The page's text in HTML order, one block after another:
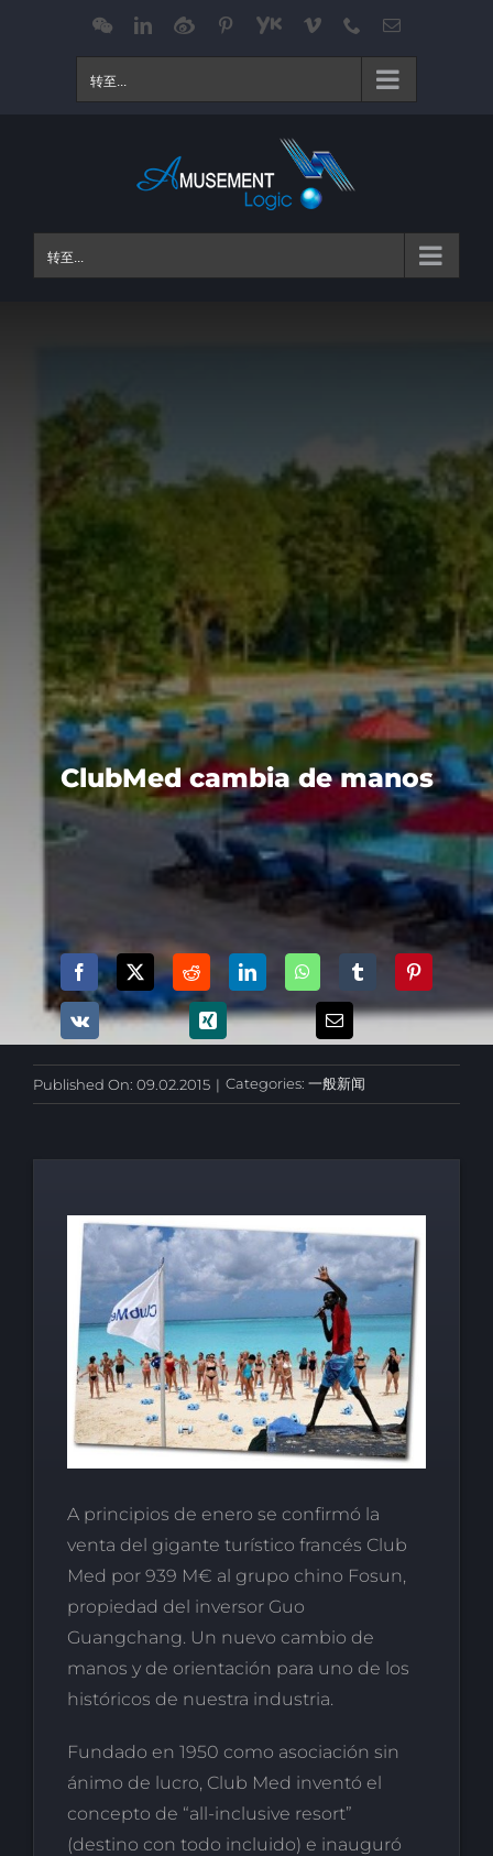
WeChatLinkedIn
Weibo Pinterest
Youku Vimeo Phone电
转至...
转至...
ClubMed cambia de manos
Published On: 09.02.2015 | Categories: 一般新闻
A principios de enero se confirmó la
venta del gigante turístico francés Club
Med por 939 M€ al grupo chino Fosun,
propiedad del inversor Guo
Guangchang. Un nuevo cambio de
manos y de orientación para uno de los
históricos de nuestra industria.
Fundado en 1950 como asociación sin
ánimo de lucro, Club Med inventó el
concepto de “all-inclusive resort”
(destino con todo incluido) e inauguró